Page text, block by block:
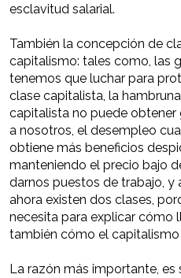
esclavitud salarial.
También la concepción de
capitalismo: tales como, las
tenemos que luchar para
clase capitalista, la
capitalista no puede
a nosotros, el desempleo
obtiene más beneficios
manteniendo el precio bajo
darnos puestos de trabajo, y
ahora existen dos clases,
necesita para explicar cómo
también cómo el
La razón más importante, es